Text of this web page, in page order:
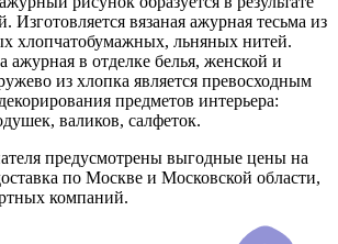
Изготовляется вязаная ажурная тесьма из
хлопчатобумажных, льняных нитей.
ажурная в отделке белья, женской и
из хлопка является превосходным
предметов интерьера:
валиков, салфеток.
предусмотрены выгодные цены на
по Москве и Московской области,
компаний.